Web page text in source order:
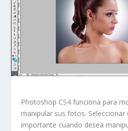
Photoshop CS4 funciona para
manipular sus fotos.
importante cuando desea